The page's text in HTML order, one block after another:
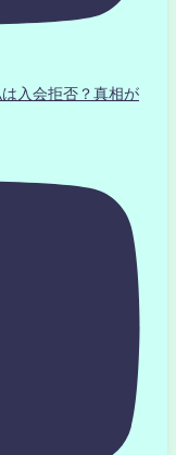
入会拒否？真相が